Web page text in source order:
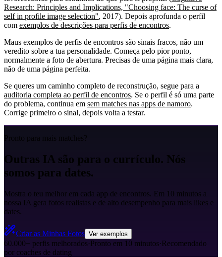
Research: Principles and Implications, "Choosing face: The curse of
self in profile image selection", 2017). Depois aprofunda o perfil
com exemplos de descrições para perfis de encontros.
Maus exemplos de perfis de encontros são sinais fracos, não um
veredito sobre a tua personalidade. Começa pelo pior ponto,
normalmente a foto de abertura. Precisas de uma página mais clara,
não de uma página perfeita.
Se queres um caminho completo de reconstrução, segue para a
auditoria completa ao perfil de encontros. Se o perfil é só uma parte
do problema, continua em sem matches nas apps de namoro.
Corrige primeiro o sinal, depois volta a testar.
Pronto para mais matches?
Outras IA são para o currículo. Nós
somos para dates.
Mostra o teu melhor em cada app de encontros. Em 10 minutos a
nossa IA gera fotos realistas e de alto desempenho para mais likes e
dates.
Criar as Minhas Fotos Ver exemplos
60.000+ perfis melhorados·Pronto em 10 minutos·Recomendado
por coaches de dating